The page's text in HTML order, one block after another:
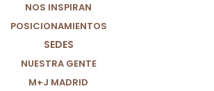
NOS INSPIRAN
POSICIONAMIENTOS
SEDES
NUESTRA GENTE
M+J MADRID
Europa